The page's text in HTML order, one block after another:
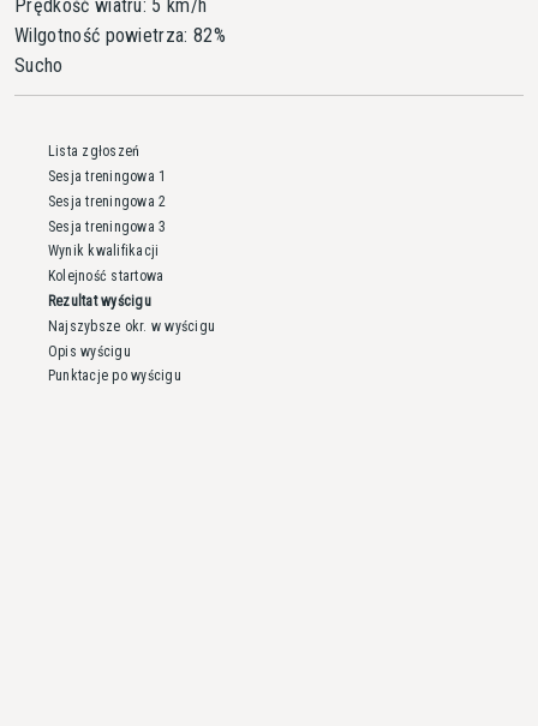
Prędkość wiatru: 5 km/h
Wilgotność powietrza: 82%
Sucho
Lista zgłoszeń
Sesja treningowa 1
Sesja treningowa 2
Sesja treningowa 3
Wynik kwalifikacji
Kolejność startowa
Rezultat wyścigu
Najszybsze okr. w wyścigu
Opis wyścigu
Punktacje po wyścigu